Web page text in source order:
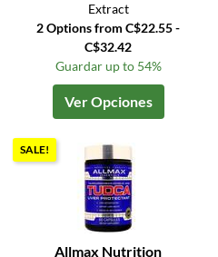
Extract
2 Options from C$22.55 -
C$32.42
Guardar up to 54%
Ver Opciones
SALE!
Allmax Nutrition